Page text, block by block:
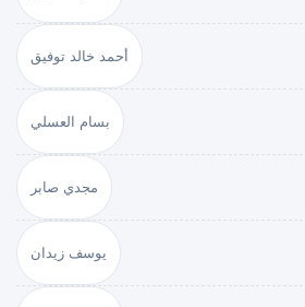
أحمد خالد توفيق
بسام العسلي
مجدي صابر
يوسف زيدان